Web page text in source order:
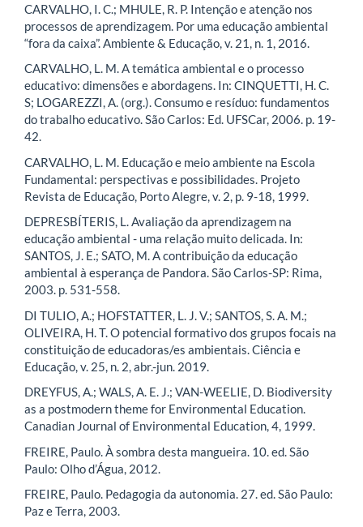
CARVALHO, I. C.; MHULE, R. P. Intenção e atenção nos
processos de aprendizagem. Por uma educação ambiental
“fora da caixa”. Ambiente & Educação, v. 21, n. 1, 2016.
CARVALHO, L. M. A temática ambiental e o processo
educativo: dimensões e abordagens. In: CINQUETTI, H. C.
S; LOGAREZZI, A. (org.). Consumo e resíduo: fundamentos
do trabalho educativo. São Carlos: Ed. UFSCar, 2006. p. 19-
42.
CARVALHO, L. M. Educação e meio ambiente na Escola
Fundamental: perspectivas e possibilidades. Projeto
Revista de Educação, Porto Alegre, v. 2, p. 9-18, 1999.
DEPRESBÍTERIS, L. Avaliação da aprendizagem na
educação ambiental - uma relação muito delicada. In:
SANTOS, J. E.; SATO, M. A contribuição da educação
ambiental à esperança de Pandora. São Carlos-SP: Rima,
2003. p. 531-558.
DI TULIO, A.; HOFSTATTER, L. J. V.; SANTOS, S. A. M.;
OLIVEIRA, H. T. O potencial formativo dos grupos focais na
constituição de educadoras/es ambientais. Ciência e
Educação, v. 25, n. 2, abr.-jun. 2019.
DREYFUS, A.; WALS, A. E. J.; VAN-WEELIE, D. Biodiversity
as a postmodern theme for Environmental Education.
Canadian Journal of Environmental Education, 4, 1999.
FREIRE, Paulo. À sombra desta mangueira. 10. ed. São
Paulo: Olho d’Água, 2012.
FREIRE, Paulo. Pedagogia da autonomia. 27. ed. São Paulo:
Paz e Terra, 2003.